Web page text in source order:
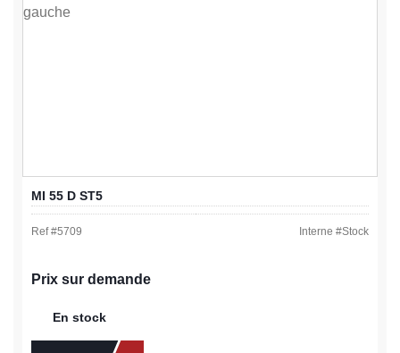
MI 55 D ST5
Ref #5709 Interne #Stock
Prix sur demande
En stock